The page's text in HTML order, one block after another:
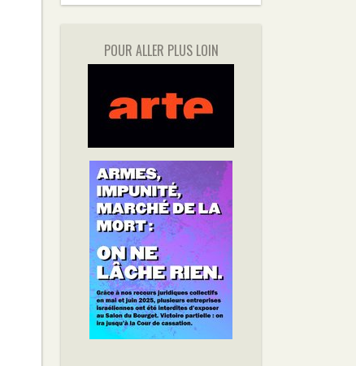
POUR ALLER PLUS LOIN